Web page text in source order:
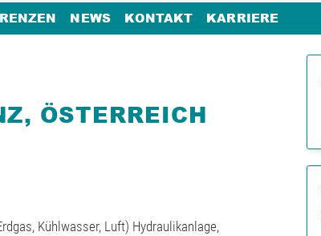
NEWS KONTAKT KARRIERE
ÖSTERREICH
Kühlwasser, Luft) Hydraulikanlage,